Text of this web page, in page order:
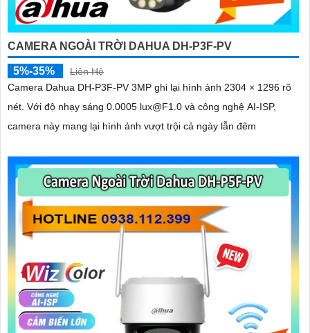
CAMERA NGOÀI TRỜI DAHUA DH-P3F-PV
5%-35%
Liên Hệ
Camera Dahua DH-P3F-PV 3MP ghi lại hình ảnh 2304 × 1296 rõ
nét. Với độ nhạy sáng 0.0005 lux@F1.0 và công nghệ AI-ISP,
camera này mang lại hình ảnh vượt trội cả ngày lẫn đêm